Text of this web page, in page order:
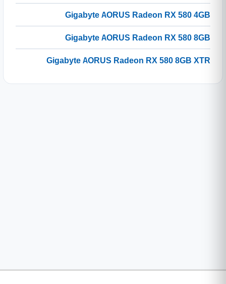
Gigabyte AORUS Radeon RX 580 4GB
Gigabyte AORUS Radeon RX 580 8GB
Gigabyte AORUS Radeon RX 580 8GB XTR